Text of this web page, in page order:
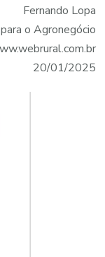
Fernando Lopa
o Agronegócio
20/01/2025